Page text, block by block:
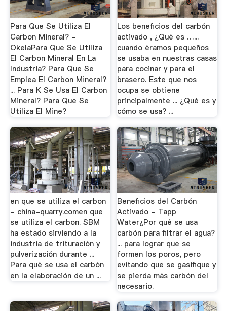
Para Que Se Utiliza El
Carbon Mineral? -
OkelaPara Que Se Utiliza
El Carbon Mineral En La
Industria? Para Que Se
Emplea El Carbon Mineral?
... Para K Se Usa El Carbon
Mineral? Para Que Se
Utiliza El Mine?
Los beneficios del carbón
activado , ¿Qué es …...
cuando éramos pequeños
se usaba en nuestras casas
para cocinar y para el
brasero. Este que nos
ocupa se obtiene
principalmente ... ¿Qué es y
cómo se usa? ...
en que se utiliza el carbon
- china-quarry.comen que
se utiliza el carbon. SBM
ha estado sirviendo a la
industria de trituración y
pulverización durante ...
Para qué se usa el carbón
en la elaboración de un ...
Beneficios del Carbón
Activado - Tapp
Water¿Por qué se usa
carbón para filtrar el agua?
... para lograr que se
formen los poros, pero
evitando que se gasifique y
se pierda más carbón del
necesario.